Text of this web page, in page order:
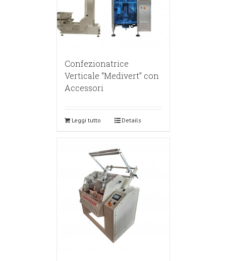
Confezionatrice
Verticale “Medivert” con
Accessori
Leggi tutto Details